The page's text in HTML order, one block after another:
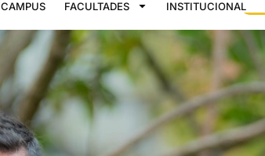
CAMPUS FACULTADES INSTITUCIONAL